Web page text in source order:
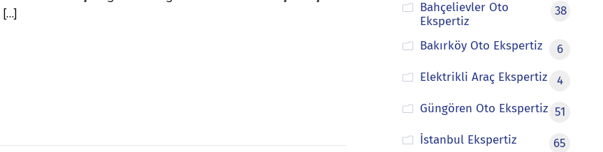
[…]
Bahçelievler Oto
Ekspertiz
38
Bakırköy Oto Ekspertiz
6
Elektrikli Araç Ekspertiz
4
Güngören Oto Ekspertiz 51
İstanbul Ekspertiz
65